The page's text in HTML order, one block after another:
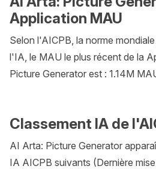
Application MAU
Selon l'AICPB, la norme
l'IA, le MAU le plus récent de la
Picture Generator est : 1.14M
Classement IA de
AI Arta: Picture Generator
IA AICPB suivants (Dernière